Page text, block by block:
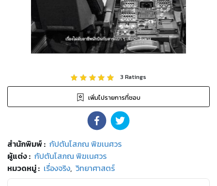
3 Ratings
เพิ่มไปรายการที่ชอบ
สำนักพิมพ์: กัปตันโสภณ พิฆเนศวร
ผู้แต่ง : กัปตันโสภณ พิฆเนศวร
หมวดหมู่: เรื่องจริง, วิทยาศาสตร์